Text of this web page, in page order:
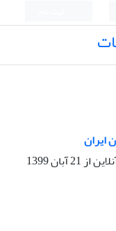
ایران
از21 آبان 1399